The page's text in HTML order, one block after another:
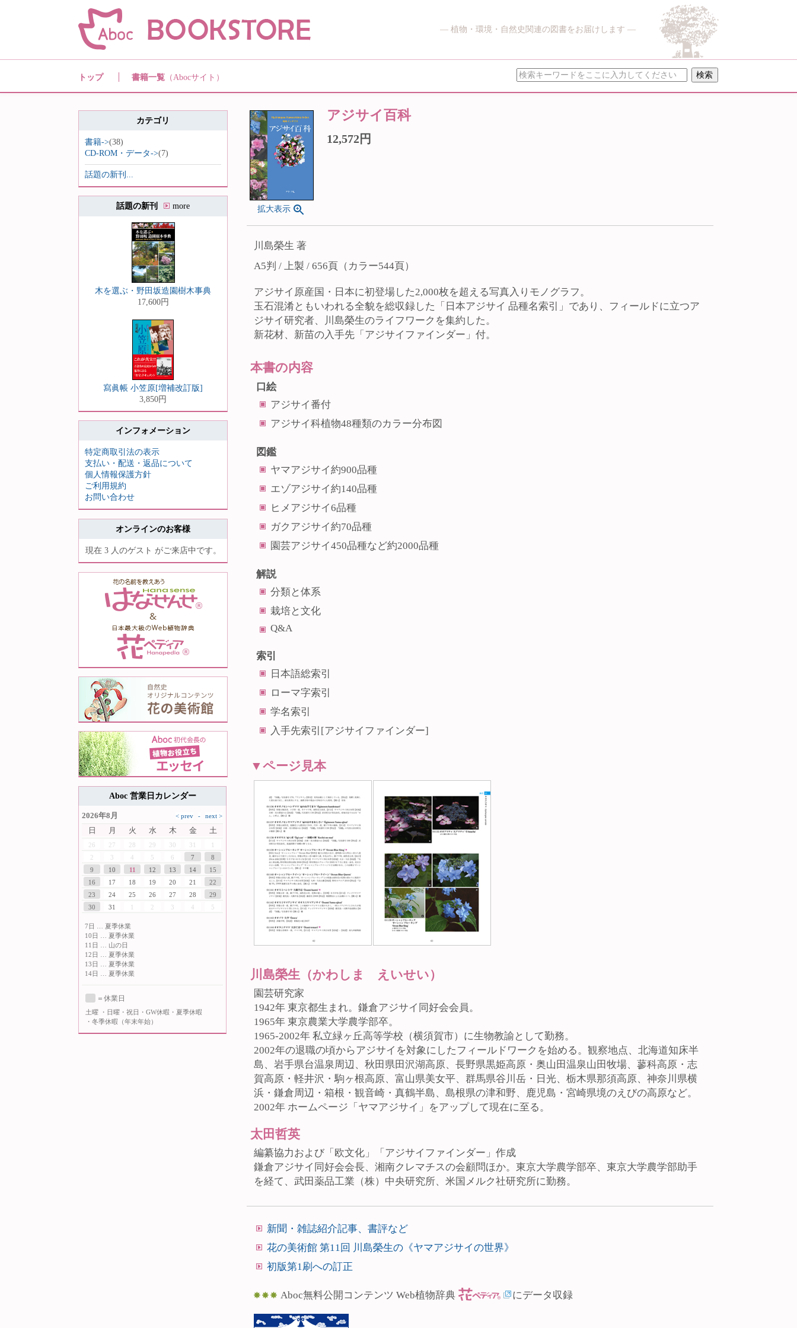
― 植物・環境・自然史関連の図書をお届けします ―
トップ 書籍一覧 （Abocサイト）
カテゴリ
書籍->(38)
CD-ROM・データ->(7)
話題の新刊...
話題の新刊 more
木を選ぶ・野田坂造園樹木事典
17,600円
寫眞帳 小笠原[増補改訂版]
3,850円
インフォメーション
特定商取引法の表示
支払い・配送・返品について
個人情報保護方針
ご利用規約
お問い合わせ
オンラインのお客様
現在 3 人のゲスト がご来店中です。
Aboc 営業日カレンダー
2026年8月
日
月 火 水 木 金 土
26 27 28 29 30 31
1
3 4 5 6 7
8
9
10 11 12 13 14
15
16
17 18 19 20 21
22
23
24 25 26 27 28
29
30
31 1 3 4 5
7日 … 夏季休業
10日 … 夏季休業
11日 … 山の日
12日 … 夏季休業
13日 … 夏季休業
14日 … 夏季休業
＝休業日
土曜
・日曜・祝日・GW休暇・夏季休暇
・冬季休暇（年末年始）
拡大表示
アジサイ百科
12,572円
川島榮生 著
A5判 / 上製 / 656頁（カラー544頁）
アジサイ原産国・日本に初登場した2,000枚を超える写真入りモノグラフ。
玉石混淆ともいわれる全貌を総収録した「日本アジサイ 品種名索引」であり、フィールドに立つア
ジサイ研究者、川島榮生のライフワークを集約した。
新花材、新苗の入手先「アジサイファインダー」付。
本書の内容
口絵
アジサイ番付
アジサイ科植物48種類のカラー分布図
図鑑
ヤマアジサイ約900品種
エゾアジサイ約140品種
ヒメアジサイ6品種
ガクアジサイ約70品種
園芸アジサイ450品種など約2000品種
解説
分類と体系
栽培と文化
Q&A
索引
日本語総索引
ローマ字索引
学名索引
入手先索引[アジサイファインダー]
▼ページ見本
川島榮生（かわしま えいせい）
園芸研究家
1942年 東京都生まれ。鎌倉アジサイ同好会会員。
1965年 東京農業大学農学部卒。
1965-2002年 私立緑ヶ丘高等学校（横須賀市）に生物教諭として勤務。
2002年の退職の頃からアジサイを対象にしたフィールドワークを始める。観察地点、北海道知床半
島、岩手県台温泉周辺、秋田県田沢湖高原、長野県黒姫高原・奥山田温泉山田牧場、蓼科高原・志
賀高原・軽井沢・駒ヶ根高原、富山県美女平、群馬県谷川岳・日光、栃木県那須高原、神奈川県横
浜・鎌倉周辺・箱根・観音崎・真鶴半島、島根県の津和野、鹿児島・宮崎県境のえびの高原など。
2002年 ホームページ「ヤマアジサイ」をアップして現在に至る。
太田哲英
編纂協力および「欧文化」「アジサイファインダー」作成
鎌倉アジサイ同好会会長、湘南クレマチスの会顧問ほか。東京大学農学部卒、東京大学農学部助手
を経て、武田薬品工業（株）中央研究所、米国メルク社研究所に勤務。
新聞・雑誌紹介記事、書評など
花の美術館 第11回 川島榮生の《ヤマアジサイの世界》
初版第1刷への訂正
Aboc無料公開コンテンツ Web植物辞典 にデータ収録